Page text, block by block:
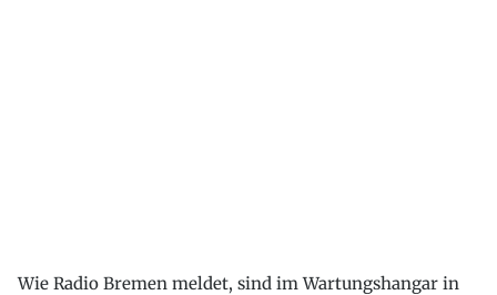
Wie Radio Bremen meldet, sind im Wartungshangar in